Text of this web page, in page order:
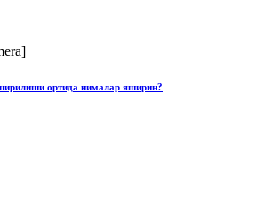
ортида нималар яширин?